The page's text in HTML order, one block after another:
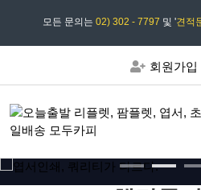
모든 문의는 02) 302 - 7797 및 '견적
모두카피 상담시간 : 평일
회원가입